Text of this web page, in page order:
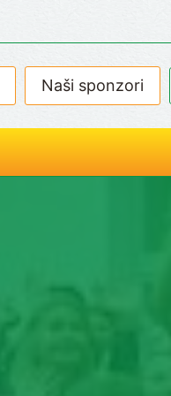
Naši sponzori